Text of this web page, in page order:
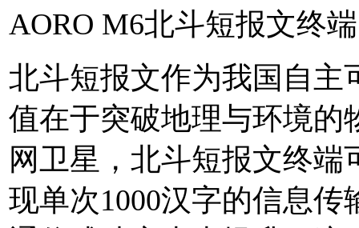
AORO M6北斗短报文终端
北斗短报文作为我国自主
值在于突破地理与环境的
网卫星，北斗短报文终
现单次1000汉字的信息